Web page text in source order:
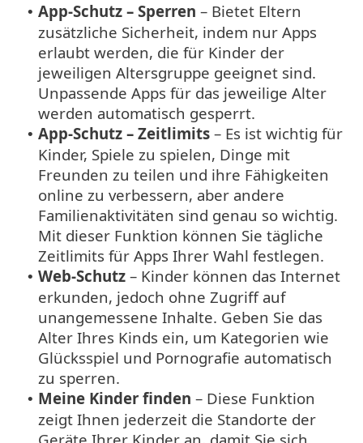
• App-Schutz – Sperren – Bietet Eltern
zusätzliche Sicherheit, indem nur Apps
erlaubt werden, die für Kinder der
jeweiligen Altersgruppe geeignet sind.
Unpassende Apps für das jeweilige Alter
werden automatisch gesperrt.
• App-Schutz – Zeitlimits – Es ist wichtig für
Kinder, Spiele zu spielen, Dinge mit
Freunden zu teilen und ihre Fähigkeiten
online zu verbessern, aber andere
Familienaktivitäten sind genau so wichtig.
Mit dieser Funktion können Sie tägliche
Zeitlimits für Apps Ihrer Wahl festlegen.
• Web-Schutz – Kinder können das Internet
erkunden, jedoch ohne Zugriff auf
unangemessene Inhalte. Geben Sie das
Alter Ihres Kinds ein, um Kategorien wie
Glücksspiel und Pornografie automatisch
zu sperren.
• Meine Kinder finden – Diese Funktion
zeigt Ihnen jederzeit die Standorte der